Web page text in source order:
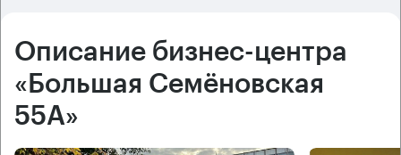
Описание бизнес-центра
«Большая Семёновская
55А»